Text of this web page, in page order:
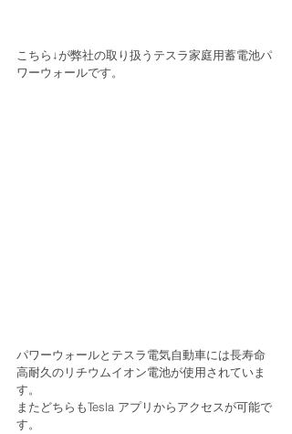
こちら↓が弊社の取り扱うテスラ家庭用蓄電池パ
ワーウォールです。
パワーウォールとテスラ電気自動車には長寿命
高耐久のリチウムイオン電池が使用されていま
す。
またどちらもTesla アプリからアクセスが可能で
す。